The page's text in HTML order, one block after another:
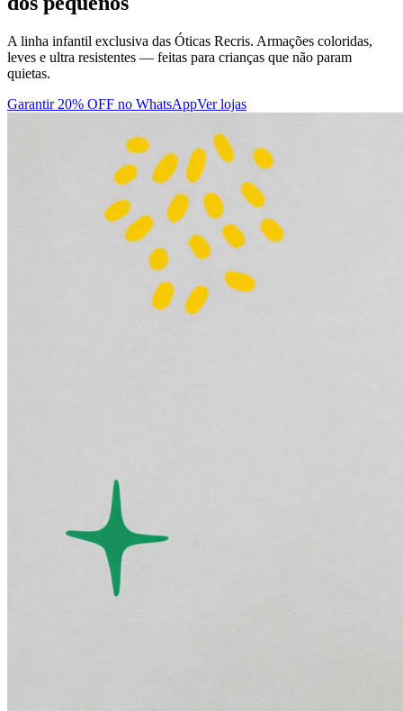
A linha infantil exclusiva das Óticas Recris. Armações coloridas,
leves e ultra resistentes — feitas para crianças que não param
quietas.
Garantir 20% OFF no WhatsAppVer lojas